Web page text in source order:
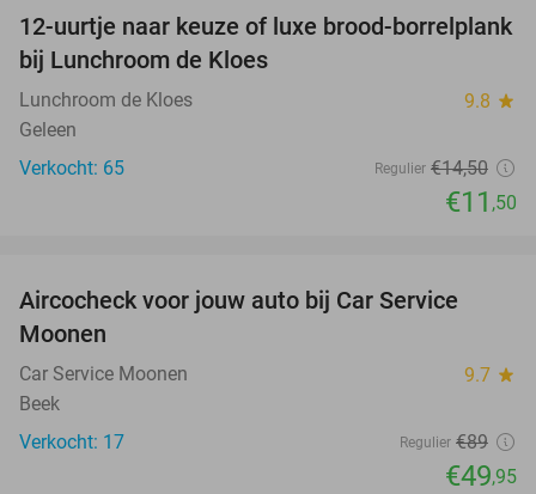
21%
12-uurtje naar keuze of luxe brood-borrelplank
bij Lunchroom de Kloes
Lunchroom de Kloes 9.8 star
Geleen
Verkocht: 65
Regulier €14,50
€11 ,50
Aircocheck voor jouw auto bij Car Service
Moonen
Car Service Moonen 9.7 star
Beek
Verkocht: 17
Regulier €89
€49,95